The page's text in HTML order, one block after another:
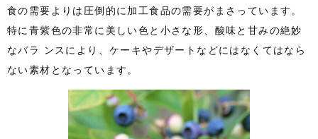
食の需要よりは圧倒的に加工食品の需要がまさっています。
特に青紫色の非常に美しい色と小さな形、酸味と甘みの絶妙
なバラ ンスにより、ケーキやデザートなどにはなくてはなら
ない素材となっています。